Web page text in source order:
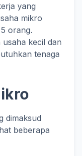
yang
mikro
orang.
kecil dan
tenaga
dimaksud
beberapa